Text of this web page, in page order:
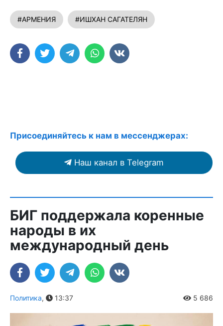
#АРМЕНИЯ #ИШХАН САГАТЕЛЯН
Присоединяйтесь к нам в мессенджерах:
Наш канал в Telegram
БИГ поддержала коренные
народы в их
международный день
Политика, 13:37 5 686